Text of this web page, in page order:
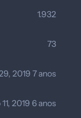
1.932
73
2019 7 anos
2019 6 anos